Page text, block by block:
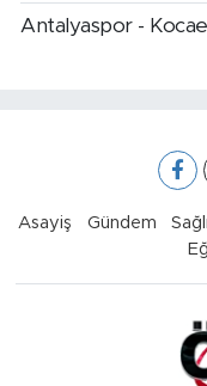
Antalyaspor -
Asayiş Gündem